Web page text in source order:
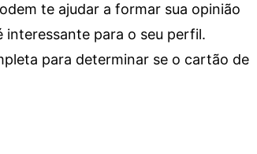
te ajudar a formar sua opinião
para o seu perfil.
para determinar se o cartão de